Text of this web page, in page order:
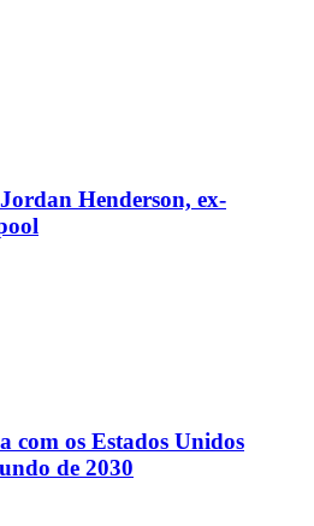
Henderson, ex-
com os Estados Unidos
de 2030